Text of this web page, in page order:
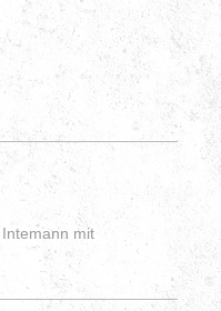
mit